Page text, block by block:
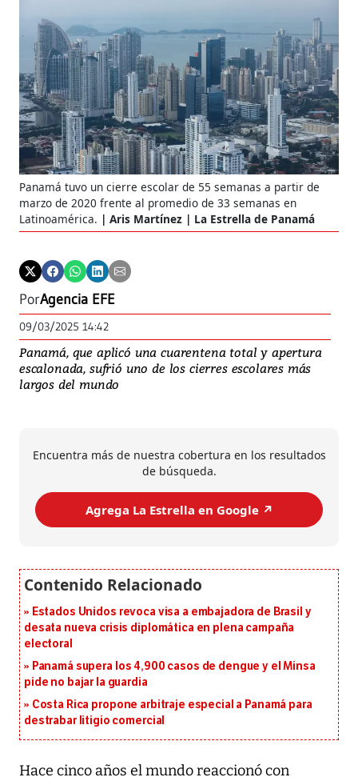
Panamá tuvo un cierre escolar de 55 semanas a partir de
marzo de 2020 frente al promedio de 33 semanas en
Latinoamérica.
Aris Martínez | La Estrella de Panamá
PorAgencia EFE
09/03/2025 14:42
Panamá, que aplicó una cuarentena total y apertura
escalonada, sufrió uno de los cierres escolares más
largos del mundo
Encuentra más de nuestra cobertura en los resultados
de búsqueda.
Agrega La Estrella en Google ↗️
Estados Unidos revoca visa a embajadora de Brasil y
desata nueva crisis diplomática en plena campaña
electoral
Panamá supera los 4,900 casos de dengue y el Minsa
pide no bajar la guardia
Costa Rica propone arbitraje especial a Panamá para
destrabar litigio comercial
Hace cinco años el mundo reaccionó con